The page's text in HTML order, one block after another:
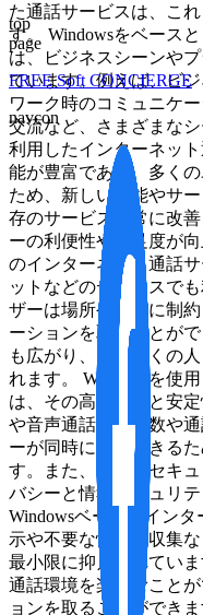
た通話サービスは、こ
す。 Windowsをベース
は、ビジネスシーンや
ています。例えば、ビ
ワーク時のコミュニケ
交流など、さまざまな
利用したインターネッ
能が豊富であり、多く
ため、新しい機能やサ
存のサービスも常に改
ーの利便性や満足度が
のインターネット通話
ットなどのデバイスで
ザーは場所や状況に制
ーションを取ることが
も広がり、より多くの
れます。 Windowsを使
は、その高い品質と安
や音声通話の最大数や
ーが同時に利用できる
す。また、最新のセキ
バシーと情報セキュリ
Windowsベースのイン
示や不要な情報の収集
最小限に抑えられてい
通話環境を楽しむこと
ョンを取ることができま
top
page
FREE Soft CONCIERGE
navcon